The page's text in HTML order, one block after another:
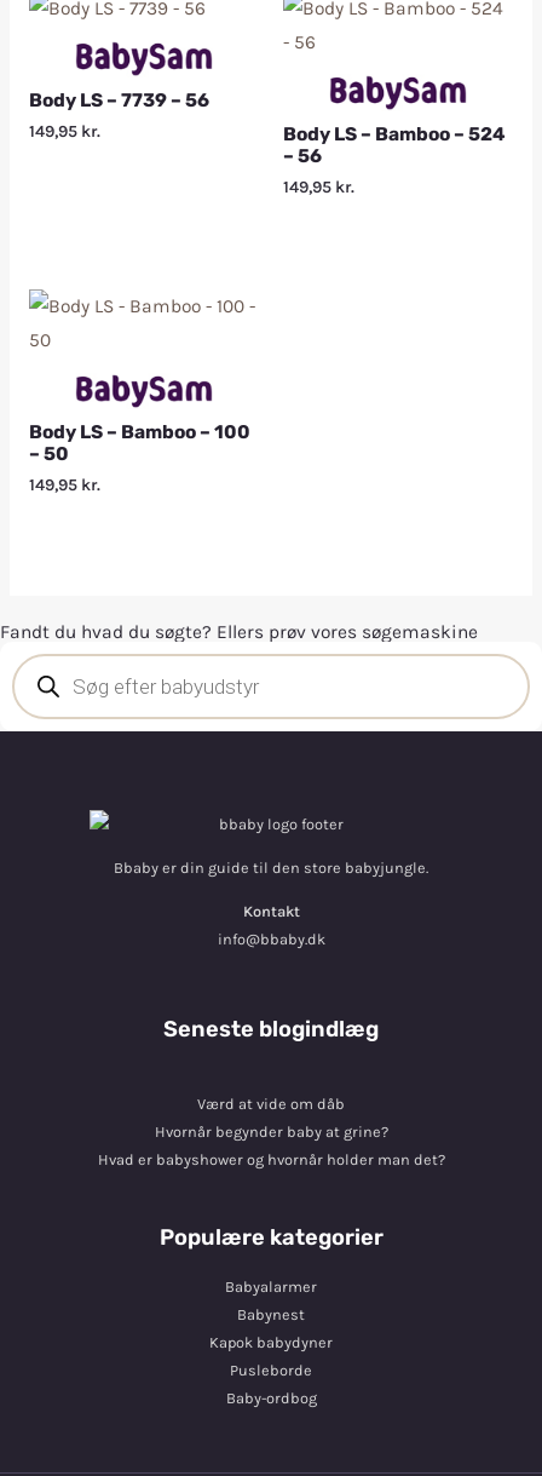
Body LS – 7739 – 56
149,95 kr.
Body LS – Bamboo – 524
– 56
149,95 kr.
Body LS – Bamboo – 100
– 50
149,95 kr.
Fandt du hvad du søgte? Ellers prøv vores søgemaskine
Bbaby er din guide til den store babyjungle.
Kontakt
info@bbaby.dk
Seneste blogindlæg
Værd at vide om dåb
Hvornår begynder baby at grine?
Hvad er babyshower og hvornår holder man det?
Populære kategorier
Babyalarmer
Babynest
Kapok babydyner
Pusleborde
Baby-ordbog